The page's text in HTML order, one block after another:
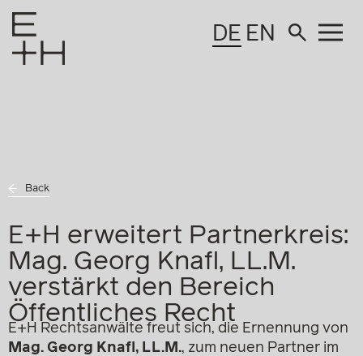
DE EN
Back
E+H erweitert Partnerkreis:
Mag. Georg Knafl, LL.M.
verstärkt den Bereich
Öffentliches Recht
E+H Rechtsanwälte freut sich, die Ernennung von
Mag. Georg Knafl, LL.M., zum neuen Partner im